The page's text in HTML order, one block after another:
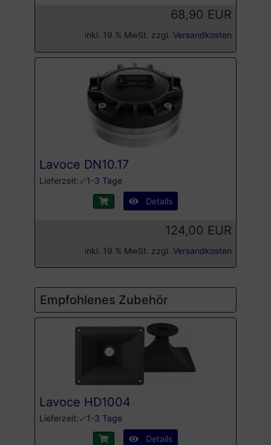
68,90 EUR
inkl. 19 % MwSt. zzgl.Versandkosten
Lavoce DN10.17
Lieferzeit:
1-3 Tage
Details
124,00 EUR
inkl. 19 % MwSt. zzgl.Versandkosten
Empfohlenes Zubehör
Lavoce HD1004
Lieferzeit:
1-3 Tage
Details